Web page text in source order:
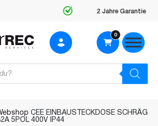
2 Jahre Garantie
0
CEE EINBAUSTECKDOSE SCHRÄG
5POL 400V IP44